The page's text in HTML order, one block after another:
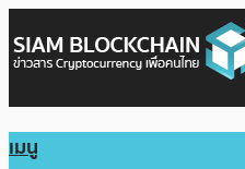
เมนู